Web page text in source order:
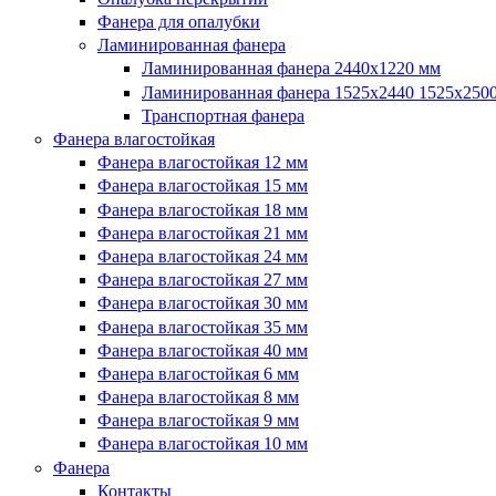
Фанера для опалубки
Ламинированная фанера
Ламинированная фанера 2440х1220 мм
Ламинированная фанера 1525х2440
Транспортная фанера
Фанера влагостойкая
Фанера влагостойкая 12 мм
Фанера влагостойкая 15 мм
Фанера влагостойкая 18 мм
Фанера влагостойкая 21 мм
Фанера влагостойкая 24 мм
Фанера влагостойкая 27 мм
Фанера влагостойкая 30 мм
Фанера влагостойкая 35 мм
Фанера влагостойкая 40 мм
Фанера влагостойкая 6 мм
Фанера влагостойкая 8 мм
Фанера влагостойкая 9 мм
Фанера влагостойкая 10 мм
Фанера
Контакты